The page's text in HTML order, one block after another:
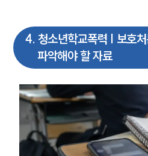
4. 청소년학교폭력 | 보호
파악해야 할 자료